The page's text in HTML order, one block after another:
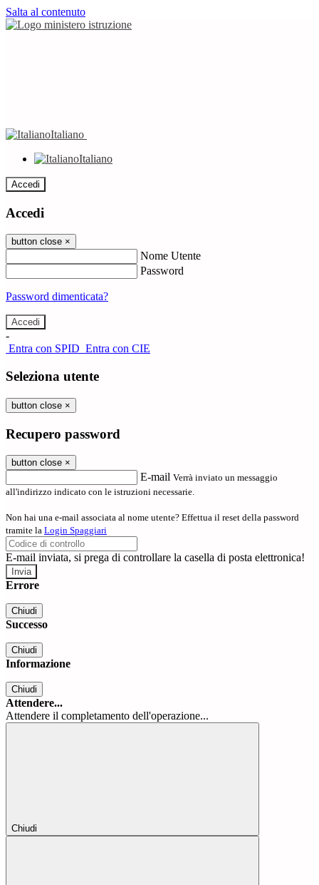
Salta al contenuto
Italiano
Italiano
Accedi
Accedi
button close ×
Nome Utente
Password
Password dimenticata?
-
Entra con SPID Entra con CIE
Seleziona utente
button close ×
Recupero password
button close ×
E-mail Verrà inviato un messaggio
all'indirizzo indicato con le istruzioni necessarie.
Non hai una e-mail associata al nome utente? Effettua il reset della password
tramite la Login Spaggiari
E-mail inviata, si prega di controllare la casella di posta elettronica!
Errore
Chiudi
Successo
Chiudi
Informazione
Chiudi
Attendere...
Attendere il completamento dell'operazione...
Chiudi